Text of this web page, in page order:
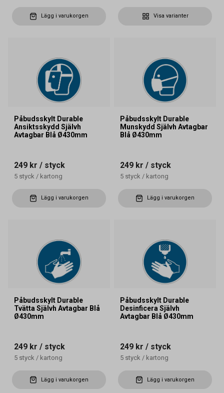
Lägg i varukorgen Visa varianter
Påbudsskylt Durable
Ansiktsskydd Självh
Avtagbar Blå Ø430mm
249 kr / styck
5 styck / kartong
Lägg i varukorgen
Påbudsskylt Durable
Munskydd Självh Avtagbar
Blå Ø430mm
249 kr / styck
5 styck / kartong
Lägg i varukorgen
Påbudsskylt Durable
Tvätta Självh Avtagbar Blå
Ø430mm
249 kr / styck
5 styck / kartong
Lägg i varukorgen
Påbudsskylt Durable
Desinficera Självh
Avtagbar Blå Ø430mm
249 kr / styck
5 styck / kartong
Lägg i varukorgen